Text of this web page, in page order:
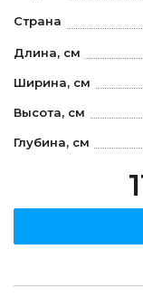
Страна
Длина, см
Ширина, см
Высота, см
Глубина, см